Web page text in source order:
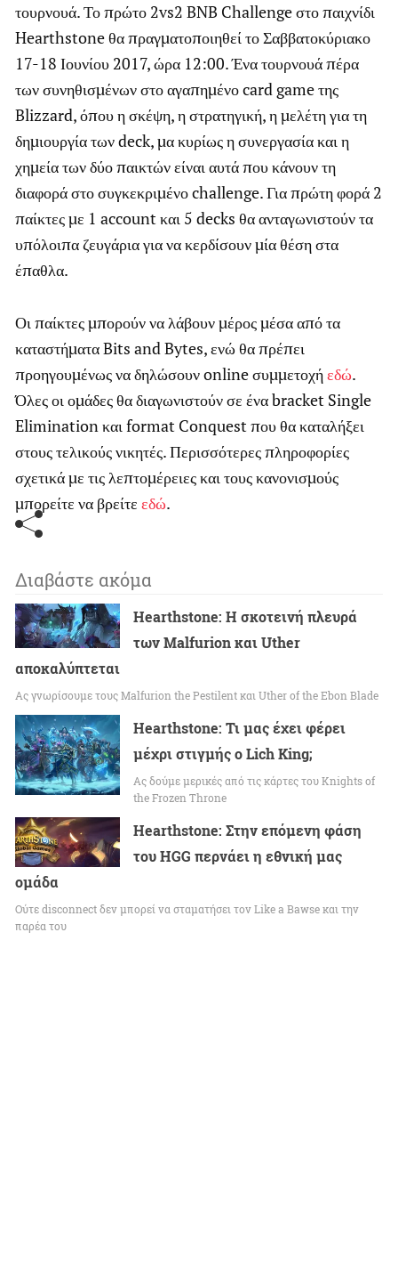
τουρνουά. Το πρώτο 2vs2 BNB Challenge στο παιχνίδι
Hearthstone θα πραγματοποιηθεί το Σαββατοκύριακο
17-18 Ιουνίου 2017, ώρα 12:00. Ένα τουρνουά πέρα
των συνηθισμένων στο αγαπημένο card game της
Blizzard, όπου η σκέψη, η στρατηγική, η μελέτη για τη
δημιουργία των deck, μα κυρίως η συνεργασία και η
χημεία των δύο παικτών είναι αυτά που κάνουν τη
διαφορά στο συγκεκριμένο challenge. Για πρώτη φορά 2
παίκτες με 1 account και 5 decks θα ανταγωνιστούν τα
υπόλοιπα ζευγάρια για να κερδίσουν μία θέση στα
έπαθλα.
Οι παίκτες μπορούν να λάβουν μέρος μέσα από τα
καταστήματα Bits and Bytes, ενώ θα πρέπει
προηγουμένως να δηλώσουν online συμμετοχήεδώ.
Όλες οι ομάδες θα διαγωνιστούν σε ένα bracket Single
Elimination και format Conquest που θα καταλήξει
στους τελικούς νικητές. Περισσότερες πληροφορίες
σχετικά με τις λεπτομέρειες και τους κανονισμούς
μπορείτε να βρείτε εδώ.
Διαβάστε ακόμα
Hearthstone: Η σκοτεινή πλευρά
των Malfurion και Uther
αποκαλύπτεται
Ας γνωρίσουμε τους Malfurion the Pestilent και Uther of the Ebon Blade
Hearthstone: Τι μας έχει φέρει
μέχρι στιγμής ο Lich King;
Ας δούμε μερικές από τις κάρτες του Knights of
the Frozen Throne
Hearthstone: Στην επόμενη φάση
του HGG περνάει η εθνική μας
ομάδα
Ούτε disconnect δεν μπορεί να σταματήσει τον Like a Bawse και την
παρέα του